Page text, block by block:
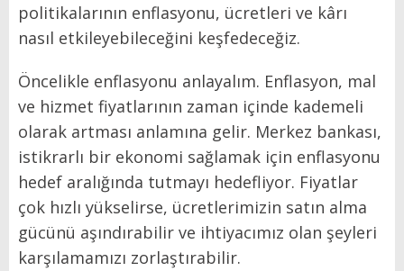
politikalarının enflasyonu, ücretleri ve kârı
nasıl etkileyebileceğini keşfedeceğiz.
Öncelikle enflasyonu anlayalım. Enflasyon, mal
ve hizmet fiyatlarının zaman içinde kademeli
olarak artması anlamına gelir. Merkez bankası,
istikrarlı bir ekonomi sağlamak için enflasyonu
hedef aralığında tutmayı hedefliyor. Fiyatlar
çok hızlı yükselirse, ücretlerimizin satın alma
gücünü aşındırabilir ve ihtiyacımız olan şeyleri
karşılamamızı zorlaştırabilir.